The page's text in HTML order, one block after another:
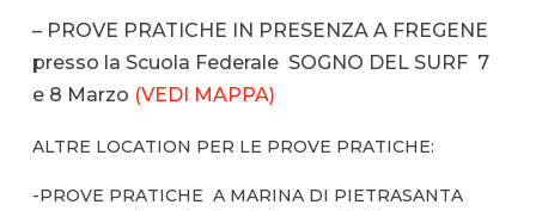
– PROVE PRATICHE IN PRESENZA A FREGENE
presso la Scuola Federale SOGNO DEL SURF 7
e 8 Marzo (VEDI MAPPA)
ALTRE LOCATION PER LE PROVE PRATICHE:
-PROVE PRATICHE A MARINA DI PIETRASANTA